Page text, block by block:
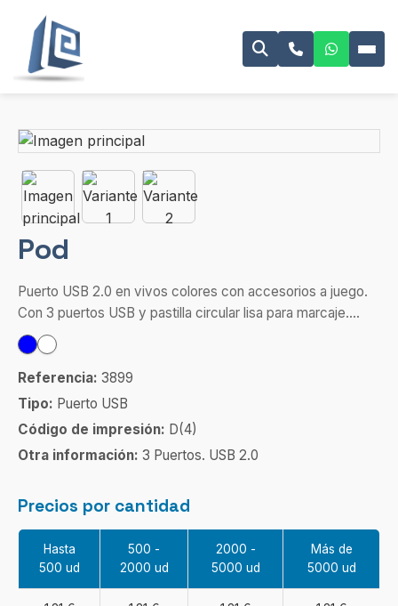
Pod
Puerto USB 2.0 en vivos colores con accesorios a juego.
Con 3 puertos USB y pastilla circular lisa para marcaje....
Referencia: 3899
Tipo: Puerto USB
Código de impresión: D(4)
Otra información: 3 Puertos. USB 2.0
Precios por cantidad
Hasta
500 ud
500 -
2000 ud
2000 -
5000 ud
Más de
5000 ud